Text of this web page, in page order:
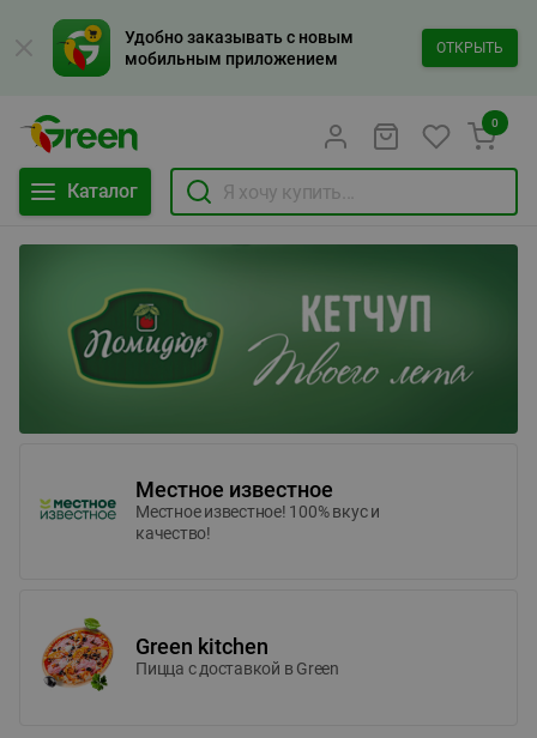
Удобно заказывать с новым
мобильным приложением
ОТКРЫТЬ
Каталог
0
Местное известное
Местное известное! 100% вкус и
качество!
Green kitchen
Пицца c доставкой в Green